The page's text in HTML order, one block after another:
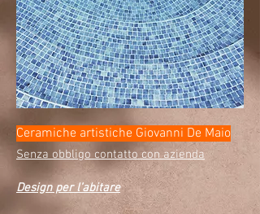
Ceramiche artistiche Giovanni De Maio
Senza obbligo contatto con azienda
Design per l’abitare